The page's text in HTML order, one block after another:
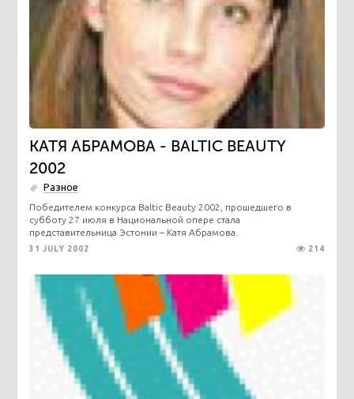
КАТЯ АБРАМОВА - BALTIC BEAUTY
2002
Разное
Победителем конкурса Baltic Beauty 2002, прошедшего в
субботу 27 июля в Национальной опере стала
представительница Эстонии – Катя Абрамова.
31 JULY 2002 214